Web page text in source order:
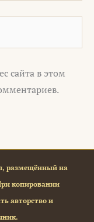
сайта в этом
размещённый на
копировании
авторство и